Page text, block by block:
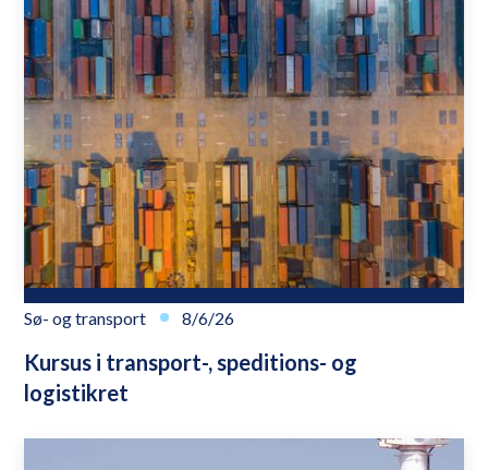
Sø- og transport 8/6/26
Kursus i transport-, speditions- og
logistikret